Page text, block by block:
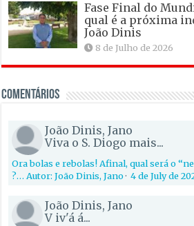
Fase Final do
qual é a próxima
João Dinis
8 de Julho de 2026
Comentários
João Dinis, Jano
Viva o S. Diogo mais...
Ora bolas e rebolas! Afinal, qual será o
?… Autor: João Dinis, Jano·4 de July de
João Dinis, Jano
V iv'á á...